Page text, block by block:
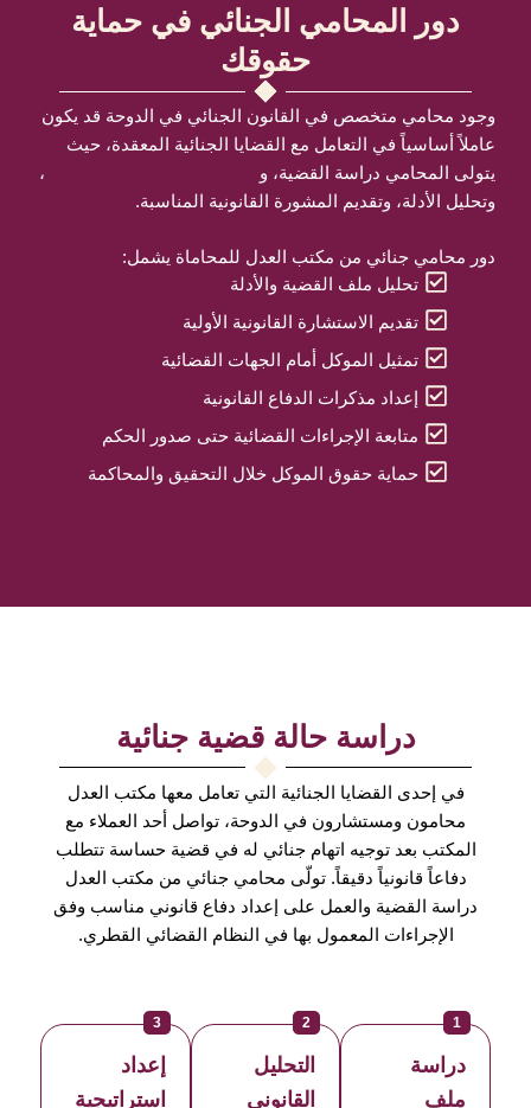
دور المحامي الجنائي في حماية
حقوقك
وجود محامي متخصص في القانون الجنائي في الدوحة قد يكون
عاملاً أساسياً في التعامل مع القضايا الجنائية المعقدة، حيث
يتولى المحامي دراسة القضية، و
،
وتحليل الأدلة، وتقديم المشورة القانونية المناسبة.
دور محامي جنائي من مكتب العدل للمحاماة يشمل:
تحليل ملف القضية والأدلة
تقديم الاستشارة القانونية الأولية
تمثيل الموكل أمام الجهات القضائية
إعداد مذكرات الدفاع القانونية
متابعة الإجراءات القضائية حتى صدور الحكم
حماية حقوق الموكل خلال التحقيق والمحاكمة
دراسة حالة قضية جنائية
في إحدى القضايا الجنائية التي تعامل معها مكتب العدل
محامون ومستشارون في الدوحة، تواصل أحد العملاء مع
المكتب بعد توجيه اتهام جنائي له في قضية حساسة تتطلب
دفاعاً قانونياً دقيقاً. تولّى محامي جنائي من مكتب العدل
دراسة القضية والعمل على إعداد دفاع قانوني مناسب وفق
الإجراءات المعمول بها في النظام القضائي القطري.
1
دراسة
ملف
التحليل
القانوني
2
إعداد
استراتيجية
3